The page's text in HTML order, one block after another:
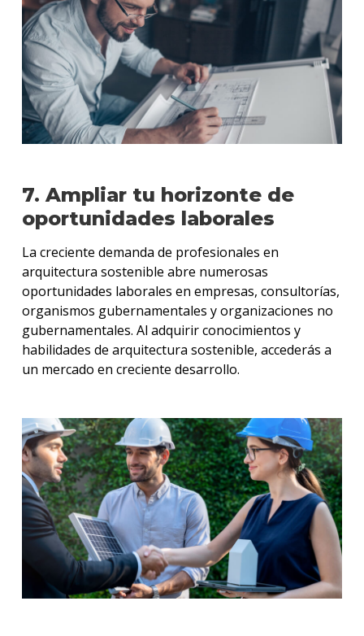
7. Ampliar tu horizonte de
oportunidades laborales
La creciente demanda de profesionales en
arquitectura sostenible abre numerosas
oportunidades laborales en empresas, consultorías,
organismos gubernamentales y organizaciones no
gubernamentales. Al adquirir conocimientos y
habilidades de arquitectura sostenible, accederás a
un mercado en creciente desarrollo.